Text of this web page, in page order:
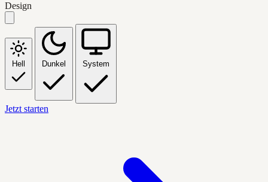
Design
Hell Dunkel System
Jetzt starten